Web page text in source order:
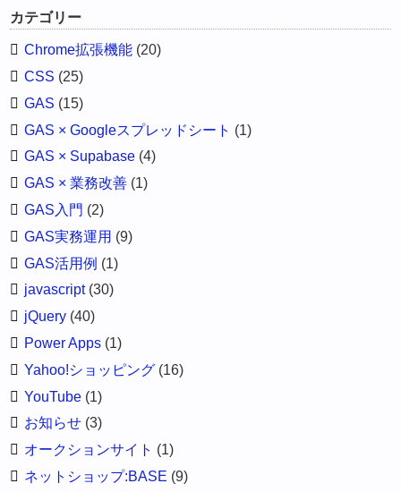
カテゴリー
Chrome拡張機能 (20)
CSS (25)
GAS (15)
GAS × Googleスプレッドシート (1)
GAS × Supabase (4)
GAS × 業務改善 (1)
GAS入門 (2)
GAS実務運用 (9)
GAS活用例 (1)
javascript(30)
jQuery (40)
Power Apps (1)
Yahoo!ショッピング (16)
YouTube (1)
お知らせ (3)
オークションサイト (1)
ネットショップ:BASE (9)